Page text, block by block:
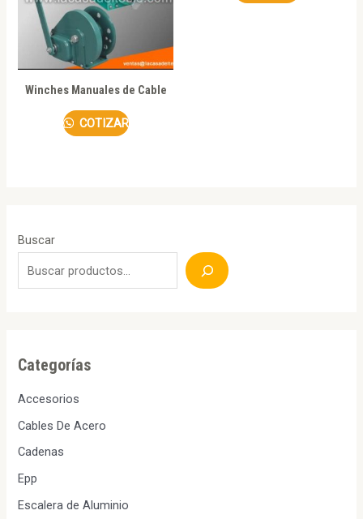
Buscar
Categorías
Accesorios
Cables De Acero
Cadenas
Epp
Escalera de Aluminio
Winches Manuales de Cable
COTIZAR